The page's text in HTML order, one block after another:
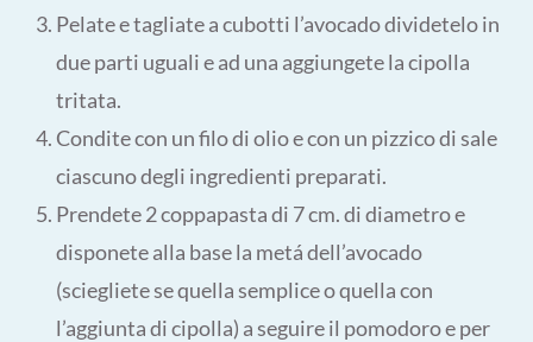
Pelate e tagliate a cubotti l’avocado dividetelo in
due parti uguali e ad una aggiungete la cipolla
tritata.
Condite con un filo di olio e con un pizzico di sale
ciascuno degli ingredienti preparati.
Prendete 2 coppapasta di 7 cm. di diametro e
disponete alla base la metá dell’avocado
(sciegliete se quella semplice o quella con
l’aggiunta di cipolla) a seguire il pomodoro e per